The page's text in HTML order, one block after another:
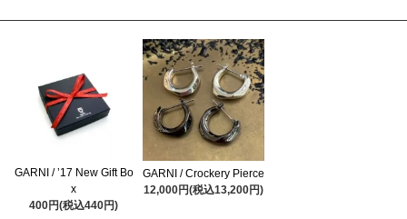
GARNI / ’17 New Gift Bo
x
400円(税込440円)
GARNI / Crockery Pierce
12,000円(税込13,200円)